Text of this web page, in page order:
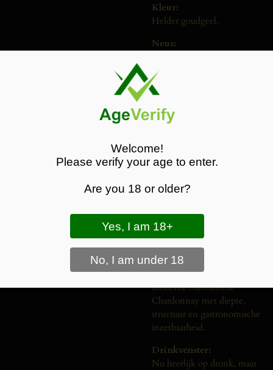
Kleur:
Helder goudgeel.
Neus:
ananas en citrus, aangevuld
met tonen van vanille, lichte
toast en een subtiele boterige
nuance.
Vol en rond met rijp geel
fruit, zachte zuren en een
afdronk is romig, licht
Stijl & karakter
De 2022 jaargang toont
rijpheid en balans. Een
moderne Australische
Chardonnay met diepte,
structuur en gastronomische
inzetbaarheid.
Drinkvenster:
Nu heerlijk op dronk, maar
Welcome!
Please verify your age to enter.
Are you 18 or older?